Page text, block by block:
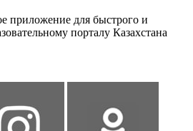
приложение для быстрого и
порталу Казахстана